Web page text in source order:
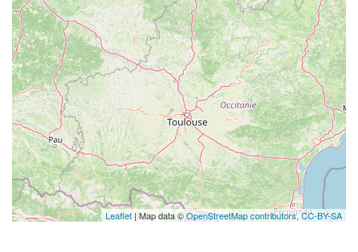
Leaflet | Map data ©OpenStreetMap contributors,CC-BY-SA